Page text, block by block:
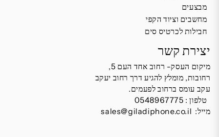
מבצעים
מחשבים וציוד הקפי
חבילות לכרטיס סים
יצירת קשר
מיקום העסק- רחוב אחד העם 5,
רחובות, מומלץ להגיע דרך רחוב יעקב
עקב עומס ברחוב לפעמים.
טלפון : 0548967775
מייל: sales@giladiphone.co.il